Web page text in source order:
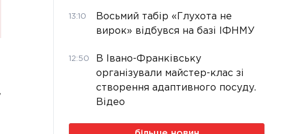
13:10
Восьмий табір «Глухота не
вирок» відбувся на базі ІФНМУ
12:50
В Івано-Франківську
організували майстер-клас зі
створення адаптивного посуду.
Відео